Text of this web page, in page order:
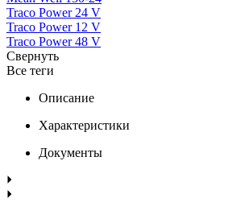
Traco Power 24 V
Traco Power 12 V
Traco Power 48 V
Свернуть
Все теги
Описание
Характеристики
Документы